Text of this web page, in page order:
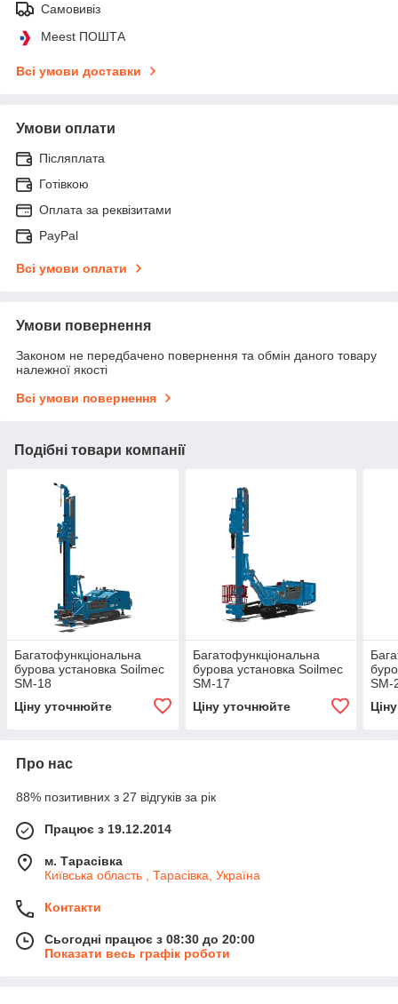
Самовивіз
Meest ПОШТА
Всі умови доставки
Умови оплати
Післяплата
Готівкою
Оплата за реквізитами
PayPal
Всі умови оплати
Умови повернення
Законом не передбачено повернення та обмін даного товару
належної якості
Всі умови повернення
Подібні товари компанії
Багатофункціональна
бурова установка Soilmec
SM-18
Ціну уточнюйте
Багатофункціональна
бурова установка Soilmec
SM-17
Ціну уточнюйте
SM-
Про нас
88% позитивних з 27 відгуків за рік
Працює з 19.12.2014
м. Тарасівка
Київська область , Тарасівка, Україна
Контакти
Сьогодні працює з 08:30 до 20:00
Показати весь графік роботи